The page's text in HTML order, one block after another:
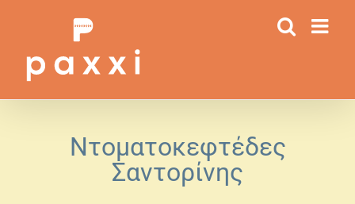
περιεχόμενο
Ντοματοκεφτέδες
Σαντορίνης